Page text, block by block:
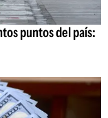
puntos del país: